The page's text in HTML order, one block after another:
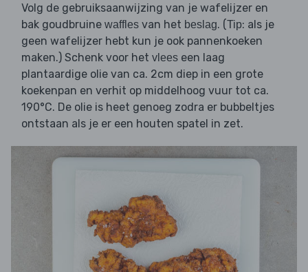
Volg de gebruiksaanwijzing van je wafelijzer en
bak goudbruine waffles van het beslag. (Tip: als je
geen wafelijzer hebt kun je ook pannenkoeken
maken.) Schenk voor het vlees een laag
plantaardige olie van ca. 2cm diep in een grote
koekenpan en verhit op middelhoog vuur tot ca.
190°C. De olie is heet genoeg zodra er bubbeltjes
ontstaan als je er een houten spatel in zet.